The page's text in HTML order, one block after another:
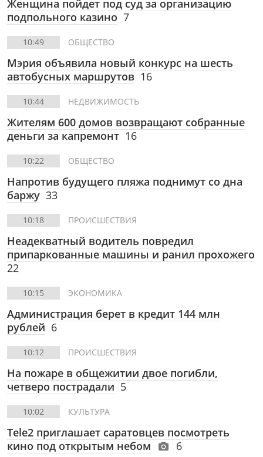
Женщина пойдет под суд за организацию
подпольного казино 7
10:49 ОБЩЕСТВО
Мэрия объявила новый конкурс на шесть
автобусных маршрутов 16
10:44 НЕДВИЖИМОСТЬ
Жителям 600 домов возвращают собранные
деньги за капремонт 16
10:22 ОБЩЕСТВО
Напротив будущего пляжа поднимут со дна
баржу 33
10:18 ПРОИСШЕСТВИЯ
Неадекватный водитель повредил
припаркованные машины и ранил прохожего
22
10:15 ЭКОНОМИКА
Администрация берет в кредит 144 млн
рублей 6
10:12 ПРОИСШЕСТВИЯ
На пожаре в общежитии двое погибли,
четверо пострадали 5
10:02 КУЛЬТУРА
Tele2 приглашает саратовцев посмотреть
кино под открытым небом
6